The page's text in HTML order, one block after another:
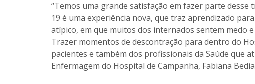
“Temos uma grande satisfação em fazer parte desse
19 é uma experiência nova, que traz aprendizado
atípico, em que muitos dos internados sentem medo
Trazer momentos de descontração para dentro do
pacientes e também dos profissionais da Saúde que
Enfermagem do Hospital de Campanha, Fabiana